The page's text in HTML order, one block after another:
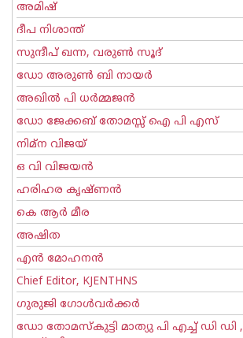
അമിഷ്
ദീപ നിശാന്ത്
സുന്ദീപ് ഖന്ന, വരുൺ സൂദ്
ഡോ അരുണ്‍ ബി നായര്‍
അഖില്‍ പി ധര്‍മ്മജന്‍
ഡോ ജേക്കബ് തോമസ്സ് ഐ പി എസ്
നിമ്ന വിജയ്
ഒ വി വിജയന്‍
ഹരിഹര കൃഷ്ണൻ
കെ ആര്‍ മീര
അഷിത
എന്‍ മോഹനന്‍
Chief Editor, KJENTHNS
ഗുരുജി ഗോള്‍‌വര്‍ക്കര്‍
ഡോ തോമസ്കുട്ടി മാത്യു പി എച്ച് ഡി ഡി ,